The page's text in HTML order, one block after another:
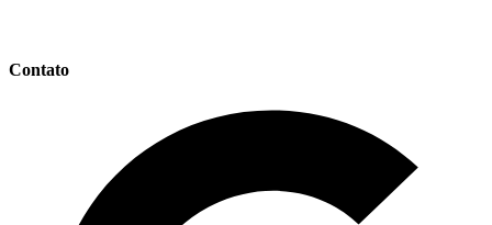
Contato